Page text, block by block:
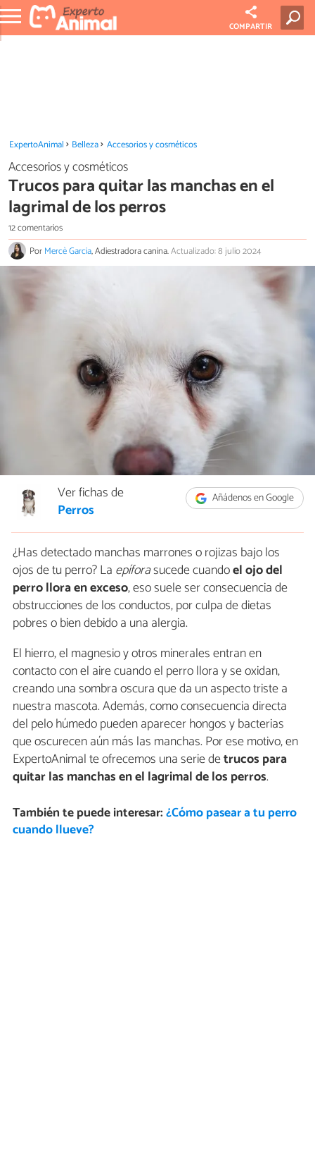
COMPARTIR
ExpertoAnimal Belleza Accesorios y cosméticos
Accesorios y cosméticos
Trucos para quitar las manchas en el
lagrimal de los perros
12 comentarios
PorMercè Garcia, Adiestradora canina.Actualizado: 8 julio 2024
Añádenos en Google
Ver fichas de
Perros
¿Has detectado manchas marrones o rojizas bajo los
ojos de tu perro? La epíforasucede cuandoel ojo del
perro llora en exceso, eso suele ser consecuencia de
obstrucciones de los conductos, por culpa de dietas
pobres o bien debido a una alergia.
El hierro, el magnesio y otros minerales entran en
contacto con el aire cuando el perro llora y se oxidan,
creando una sombra oscura que da un aspecto triste a
nuestra mascota. Además, como consecuencia directa
del pelo húmedo pueden aparecer hongos y bacterias
que oscurecen aún más las manchas. Por ese motivo, en
ExpertoAnimal te ofrecemos una serie detrucos para
quitar las manchas en el lagrimal de los perros.
También te puede interesar:¿Cómo pasear a tu perro
cuando llueve?